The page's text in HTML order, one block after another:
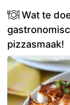
Wat te
pizzasmaak!